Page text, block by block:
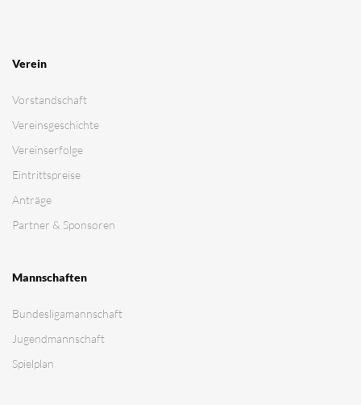
Verein
Vorstandschaft
Vereinsgeschichte
Vereinserfolge
Eintrittspreise
Anträge
Partner & Sponsoren
Mannschaften
Bundesligamannschaft
Jugendmannschaft
Spielplan